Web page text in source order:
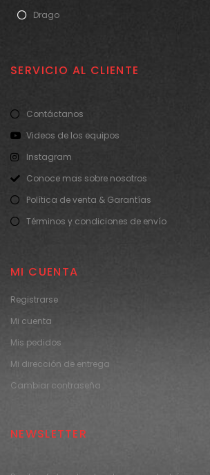
Drago
SERVICIO AL CLIENTE
Contáctanos
Videos de los equipos
Instagram
Conoce mas sobre nosotros
Política de venta & Garantías
Términos y condiciones de envío
MI CUENTA
Registrarse
Mi cuenta
Mis pedidos
Mi dirección de entrega
Cambiar contraseña
NEWSLETTER